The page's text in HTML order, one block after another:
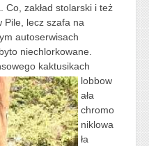
Co, zakład stolarski i też
Pile, lecz szafa na
autoserwisach
niechlorkowane.
kaktusikach
lobbow
ała
chromo
niklowa
ła